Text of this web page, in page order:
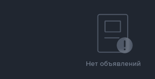
Нет объявлений